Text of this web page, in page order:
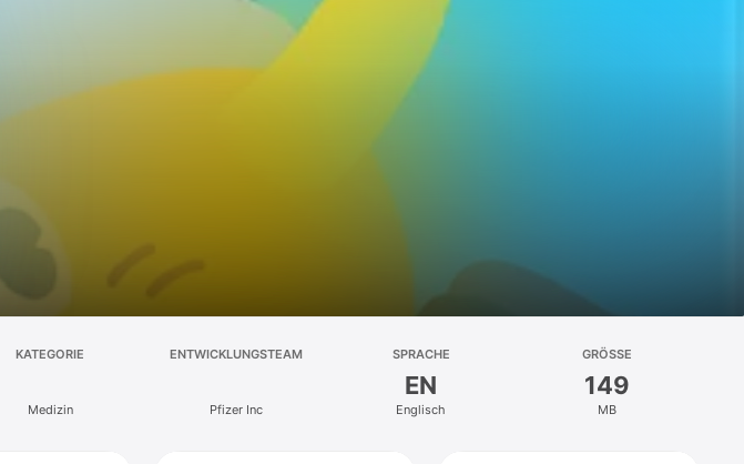
KATEGORIE
Medizin
ENTWICKLUNGSTEAM
Pfizer Inc
SPRACHE
EN
Englisch
GRÖSSE
149
MB